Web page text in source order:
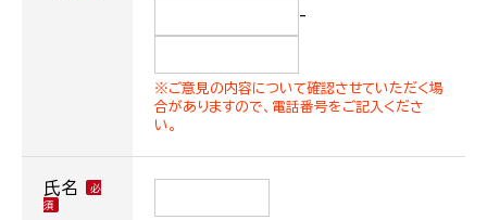
-
※ご意見の内容について確認させていただく場
合がありますので、電話番号をご記入くださ
い。
氏名